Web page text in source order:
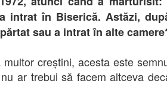
intrat în Biserică. Astăzi,
sau a intrat în alte
creștini, acesta este
ar trebui să facem altceva